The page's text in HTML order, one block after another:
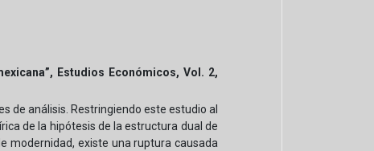
Estudios Económicos, Vol. 2,
de análisis. Restringiendo este estudio al
de la hipótesis de la estructura dual de
modernidad, existe una ruptura causada